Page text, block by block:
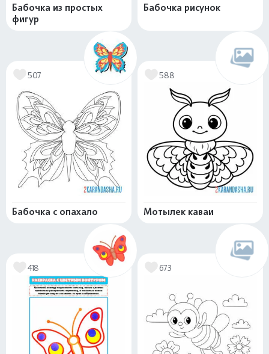
Бабочка из простых
фигур
Бабочка рисунок
507
Бабочка с опахало
588
Мотылек каваи
418 673